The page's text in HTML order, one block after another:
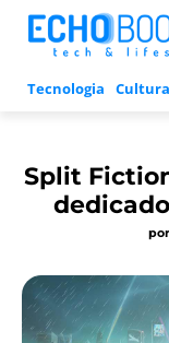
Tecnologia Cultura
Split
por